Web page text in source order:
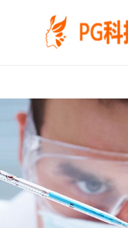
司-
网
站